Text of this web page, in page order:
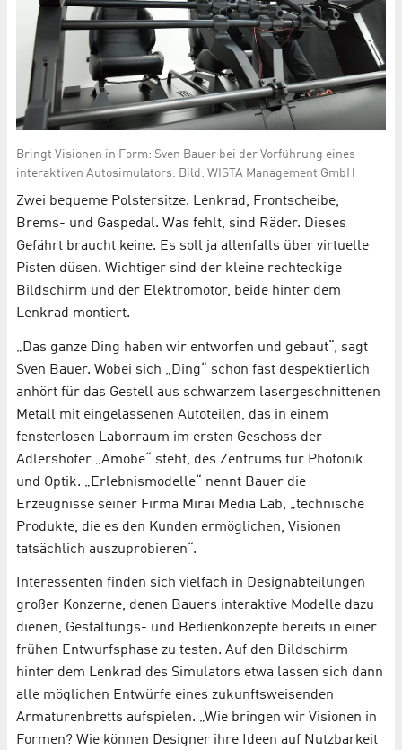
Bringt Visionen in Form: Sven Bauer bei der Vorführung eines
interaktiven Autosimulators. Bild: WISTA Management GmbH
Zwei bequeme Polstersitze. Lenkrad, Frontscheibe,
Brems- und Gaspedal. Was fehlt, sind Räder. Dieses
Gefährt braucht keine. Es soll ja allenfalls über virtuelle
Pisten düsen. Wichtiger sind der kleine rechteckige
Bildschirm und der Elektromotor, beide hinter dem
Lenkrad montiert.
„Das ganze Ding haben wir entworfen und gebaut“, sagt
Sven Bauer. Wobei sich „Ding“ schon fast despektierlich
anhört für das Gestell aus schwarzem lasergeschnittenen
Metall mit eingelassenen Autoteilen, das in einem
fensterlosen Laborraum im ersten Geschoss der
Adlershofer „Amöbe“ steht, des Zentrums für Photonik
und Optik. „Erlebnismodelle“ nennt Bauer die
Erzeugnisse seiner Firma Mirai Media Lab, „technische
Produkte, die es den Kunden ermöglichen, Visionen
tatsächlich auszuprobieren“.
Interessenten finden sich vielfach in Designabteilungen
großer Konzerne, denen Bauers interaktive Modelle dazu
dienen, Gestaltungs- und Bedienkonzepte bereits in einer
frühen Entwurfsphase zu testen. Auf den Bildschirm
hinter dem Lenkrad des Simulators etwa lassen sich dann
alle möglichen Entwürfe eines zukunftsweisenden
Armaturenbretts aufspielen. „Wie bringen wir Visionen in
Formen? Wie können Designer ihre Ideen auf Nutzbarkeit